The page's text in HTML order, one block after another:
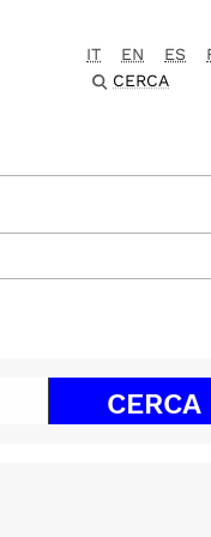
IT EN ES
CERCA